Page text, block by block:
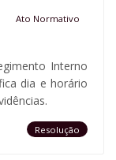
Ato Normativo
Interno
dia e horário
Resolução